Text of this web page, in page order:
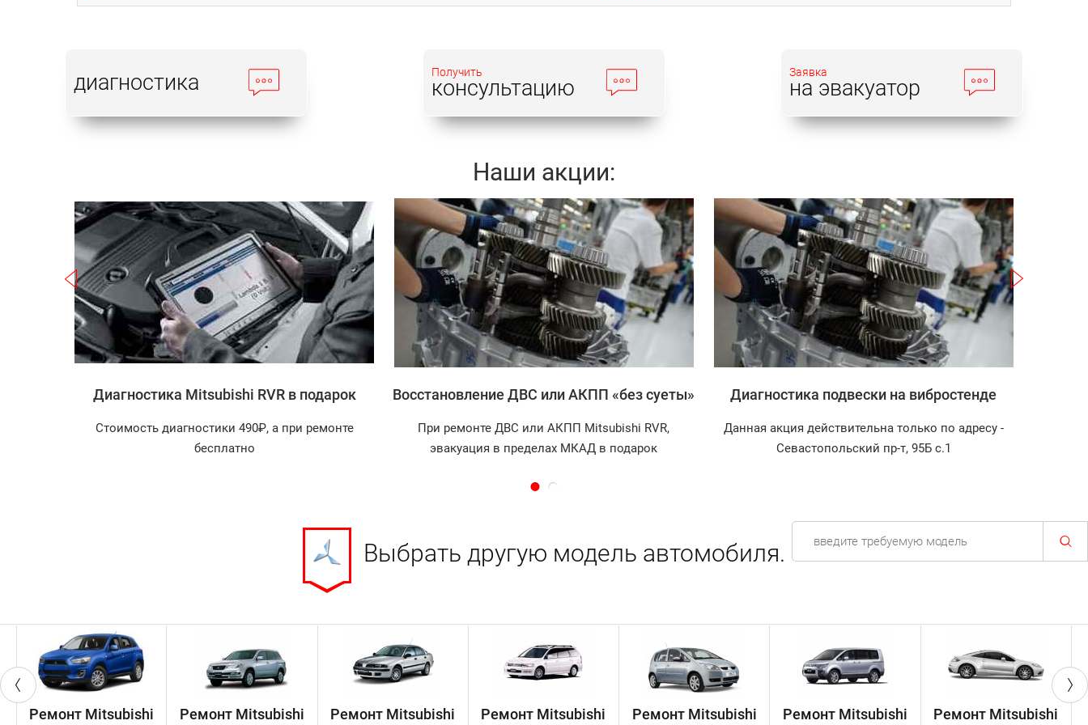
диагностика Получить
консультацию
Заявка
на эвакуатор
Наши акции:
Записаться
Диагностика Mitsubishi RVR в подарок
Стоимость диагностики 490₽, а при ремонте
бесплатно
Записаться
Восстановление ДВС или АКПП «без суеты»
При ремонте ДВС или АКПП Mitsubishi RVR,
эвакуация в пределах МКАД в подарок
Записаться
Диагностика подвески на вибростенде
Данная акция действительна только по адресу -
Севастопольский пр-т, 95Б с.1
Выбрать другую модель автомобиля.
Ремонт Mitsubishi
Ремонт Mitsubishi
Ремонт Mitsubishi
Ремонт Mitsubishi
Ремонт Mitsubishi
Ремонт Mitsubishi
Ремонт Mitsubishi